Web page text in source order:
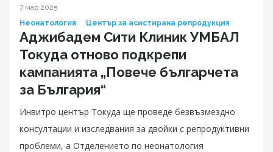
7 мар 2025
Неонатология
Център за асистирана репродукция
Аджибадем Сити Клиник УМБАЛ
Токуда отново подкрепи
кампанията „Повече българчета
за България“
Инвитро център Токуда ще проведе безвъзмездно
консултации и изследвания за двойки с репродуктивни
проблеми, а Отделението по неонатология